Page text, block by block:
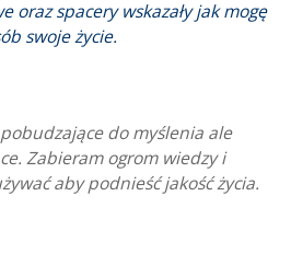
oraz spacery wskazały jak mogę
swoje życie.
do myślenia ale
Zabieram ogrom wiedzy i
aby podnieść jakość życia.